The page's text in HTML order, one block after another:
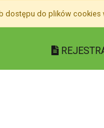
dostępu do plików cookies